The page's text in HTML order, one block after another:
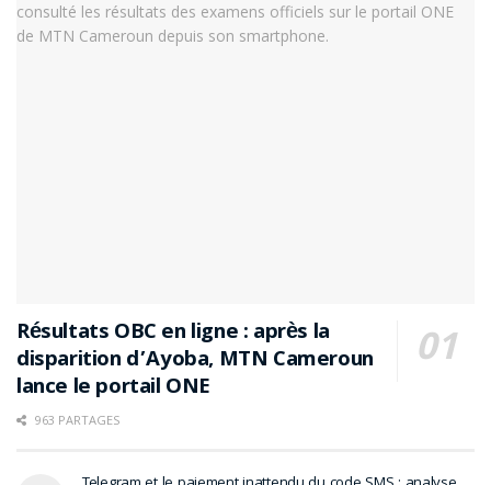
Résultats OBC en ligne : après la
disparition d’Ayoba, MTN Cameroun
lance le portail ONE
963 PARTAGES